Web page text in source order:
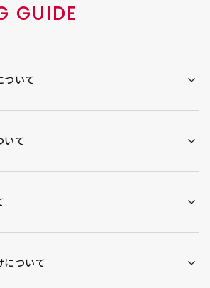
GUIDE
ついて
いて
について